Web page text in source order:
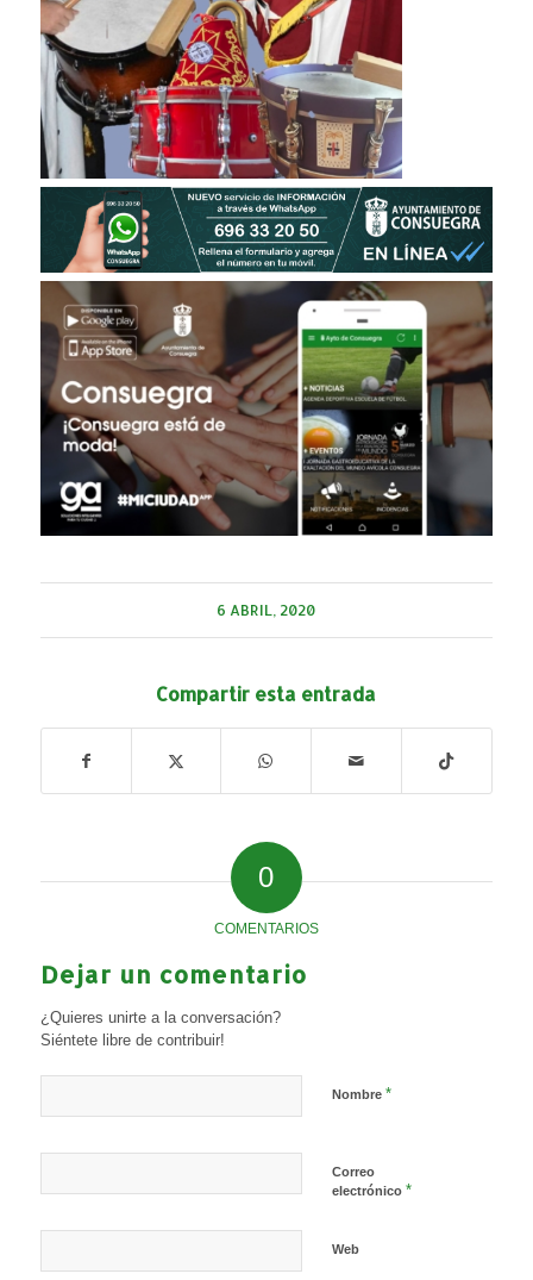
6 ABRIL, 2020
Compartir esta entrada
0
COMENTARIOS
Dejar un comentario
¿Quieres unirte a la conversación?
Siéntete libre de contribuir!
Nombre *
Correo
electrónico *
Web